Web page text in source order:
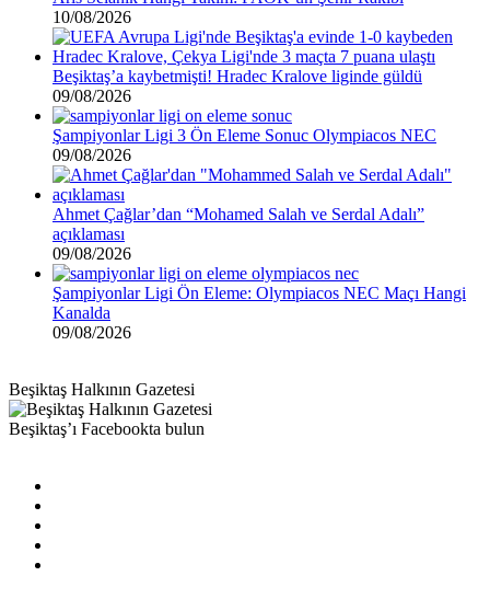
10/08/2026
Beşiktaş’a kaybetmişti! Hradec Kralove liginde güldü
09/08/2026
Şampiyonlar Ligi 3 Ön Eleme Sonuc Olympiacos NEC
09/08/2026
Ahmet Çağlar’dan “Mohamed Salah ve Serdal Adalı”
açıklaması
09/08/2026
Şampiyonlar Ligi Ön Eleme: Olympiacos NEC Maçı Hangi
Kanalda
09/08/2026
Beşiktaş Halkının Gazetesi
Beşiktaş’ı Facebookta bulun